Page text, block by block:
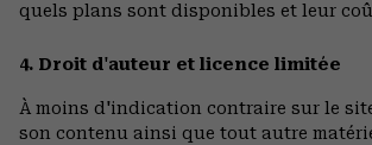
quels plans sont disponibles et leur
4. Droit d'auteur et licence limitée
À moins d'indication contraire sur le
son contenu ainsi que tout autre